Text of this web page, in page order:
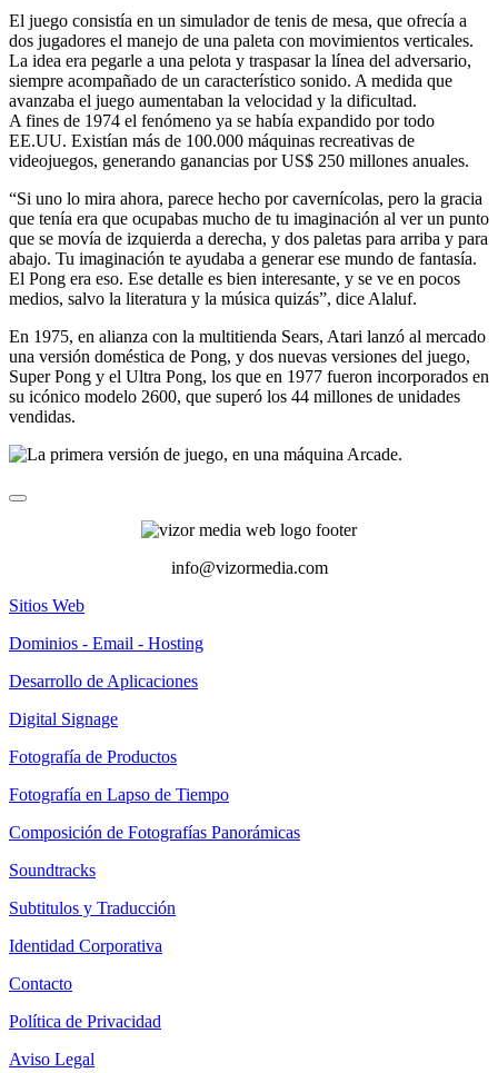
El juego consistía en un simulador de tenis de mesa, que ofrecía a
dos jugadores el manejo de una paleta con movimientos verticales.
La idea era pegarle a una pelota y traspasar la línea del adversario,
siempre acompañado de un característico sonido. A medida que
avanzaba el juego aumentaban la velocidad y la dificultad.
A fines de 1974 el fenómeno ya se había expandido por todo
EE.UU. Existían más de 100.000 máquinas recreativas de
videojuegos, generando ganancias por US$ 250 millones anuales.
“Si uno lo mira ahora, parece hecho por cavernícolas, pero la gracia
que tenía era que ocupabas mucho de tu imaginación al ver un punto
que se movía de izquierda a derecha, y dos paletas para arriba y para
abajo. Tu imaginación te ayudaba a generar ese mundo de fantasía.
El Pong era eso. Ese detalle es bien interesante, y se ve en pocos
medios, salvo la literatura y la música quizás”, dice Alaluf.
En 1975, en alianza con la multitienda Sears, Atari lanzó al mercado
una versión doméstica de Pong, y dos nuevas versiones del juego,
Super Pong y el Ultra Pong, los que en 1977 fueron incorporados en
su icónico modelo 2600, que superó los 44 millones de unidades
vendidas.
info@vizormedia.com
Sitios Web
Dominios - Email - Hosting
Desarrollo de Aplicaciones
Digital Signage
Fotografía de Productos
Fotografía en Lapso de Tiempo
Composición de Fotografías Panorámicas
Soundtracks
Subtitulos y Traducción
Identidad Corporativa
Contacto
Política de Privacidad
Aviso Legal